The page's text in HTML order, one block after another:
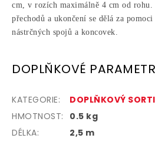
cm, v rozích maximálně 4 cm od rohu.
přechodů a ukončení se dělá za pomoci
nástrčných spojů a koncovek.
DOPLŇKOVÉ
KATEGORIE:
DOPLŇKOVÝ
HMOTNOST:
0.5 kg
DÉLKA:
2,5 m